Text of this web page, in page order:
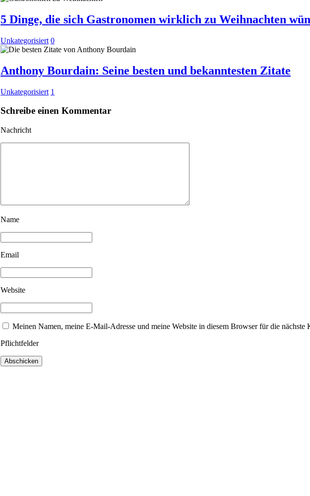
5 Dinge, die sich Gastronomen wirklich zu Weihnachten
Unkategorisiert 0
Anthony Bourdain: Seine besten und bekanntesten Zitate
Unkategorisiert 1
Schreibe einen Kommentar
Nachricht
Name
Email
Website
Meinen Namen, meine E-Mail-Adresse und meine Website in diesem Browser für die nächste
Pflichtfelder